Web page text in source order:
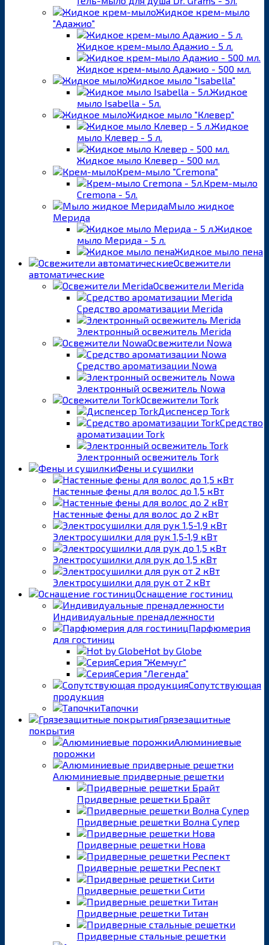
Жидкое крем-мыло
"Адажио"
Жидкое крем-мыло Адажио - 5 л.
Жидкое крем-мыло Адажио - 500 мл.
Жидкое мыло "Isabella"
Жидкое
мыло Isabella - 5л.
Жидкое мыло "Клевер"
Жидкое
мыло Клевер - 5 л.
Жидкое мыло Клевер - 500 мл.
Крем-мыло "Cremona"
Крем-мыло
Cremona - 5л.
Мыло жидкое
Мерида
Жидкое
мыло Мерида - 5 л.
Жидкое мыло пена
Освежители
автоматические
Освежители Merida
Средство ароматизации Merida
Электронный освежитель Merida
Освежители Nowa
Средство ароматизации Nowa
Электронный освежитель Nowa
Освежители Tork
Диспенсер Tork
Средство
ароматизации Tork
Электронный освежитель Tork
Фены и сушилки
Настенные фены для волос до 1,5 кВт
Настенные фены для волос до 2 кВт
Электросушилки для рук 1,5-1,9 кВт
Электросушилки для рук до 1,5 кВт
Электросушилки для рук от 2 кВт
Оснащение гостиниц
Индивидуальные пренадлежности
Парфюмерия
для гостиниц
Hot by Globe
Серия "Жемчуг"
Серия "Легенда"
Сопутствующая
продукция
Тапочки
Грязезащитные
покрытия
Алюминиевые
порожки
Алюминиевые придверные решетки
Придверные решетки Брайт
Придверные решетки Волна Супер
Придверные решетки Нова
Придверные решетки Респект
Придверные решетки Сити
Придверные решетки Титан
Придверные стальные решетки